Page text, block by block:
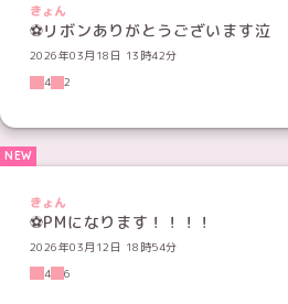
きょん
⚽️リボンありがとうございます泣
2026年03月18日 13時42分
4
2
きょん
⚽️PMになります！！！！
2026年03月12日 18時54分
4
6